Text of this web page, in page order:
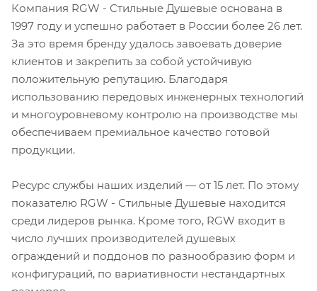
Компания RGW - Стильные Душевые основана в
1997 году и успешно работает в России более 26 лет.
За это время бренду удалось завоевать доверие
клиентов и закрепить за собой устойчивую
положительную репутацию. Благодаря
использованию передовых инженерных технологий
и многоуровневому контролю на производстве мы
обеспечиваем премиальное качество готовой
продукции.
Ресурс службы наших изделий — от 15 лет. По этому
показателю RGW - Стильные Душевые находится
среди лидеров рынка. Кроме того, RGW входит в
число лучших производителей душевых
ограждений и поддонов по разнообразию форм и
конфигураций, по вариативности нестандартных